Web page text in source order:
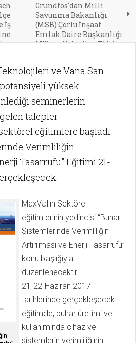
İş
Grundfos'dan Milli
Savunma Bakanlığı
(MSB) Çorlu İnşaat
Emlak Daire Başkanlığı
Mühendisleri’ne Eğitim
ve Vana San.
yüksek
seminerlerin
talepler
eğitimlere başladı.
Verimliliğin
Tasarrufu” Eğitimi 21-
MaxVal'ın Sektörel
eğitimlerinin yedincisi “Buhar
Sistemlerinde Verimliliğin
Artırılması ve Enerji Tasarrufu”
konu başlığıyla
düzenlenecektir.
21-22 Haziran 2017
tarihlerinde gerçekleşecek
eğitimde, buhar üretimi ve
kullanımında cihaz ve
sistemlerin verimliliğinin